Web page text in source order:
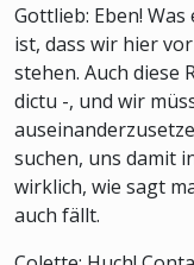
Gottlieb: Eben!
ist, dass wir hier
stehen. Auch diese
dictu -, und wir
suchen, uns damit
wirklich, wie sagt
auch fällt.